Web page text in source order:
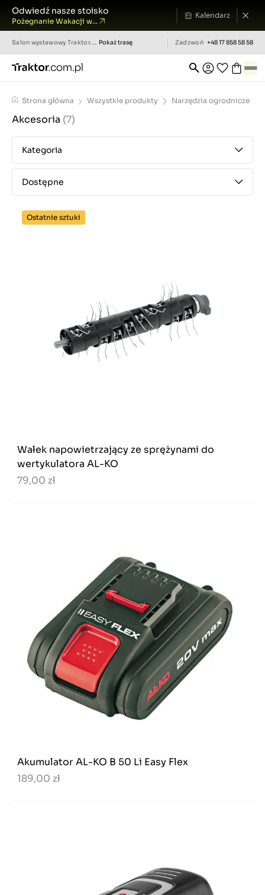
Odwiedź nasze stoisko
Pożegnanie Wakacji w...
Kalendarz
Salon wystawowy Traktor.com.pl Pokaż trasę Zadzwoń +48 17 858 58 58
Strona główna Wszystkie produkty Narzędzia ogrodnicze
Akcesoria (7)
Kategoria
Dostępne
Ostatnie sztuki
Wałek napowietrzający ze sprężynami do
wertykulatora AL-KO
79,00 zł
Akumulator AL-KO B 50 Li Easy Flex
189,00 zł